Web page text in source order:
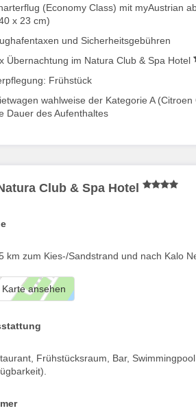
(Economy Class) mit myAustrian
x 23 cm)
und Sicherheitsgebühren
Übernachtung im Natura Club & Spa Hotel
Frühstück
wahlweise der Kategorie A
Dauer des Aufenthaltes
Club & Spa Hotel
km zum Kies-/Sandstrand und nach Kalo
Karte ansehen
Frühstücksraum, Bar,